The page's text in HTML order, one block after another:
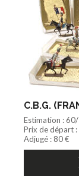
C.B.G.
Estimation :
Prix de départ
Adjugé : 80 €